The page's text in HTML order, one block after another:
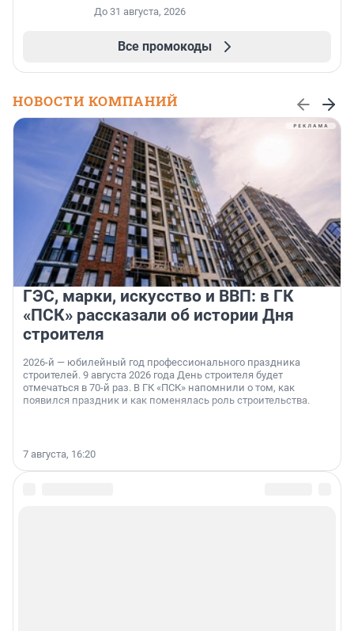
До 31 августа, 2026
Все промокоды
НОВОСТИ КОМПАНИЙ
ГЭС, марки, искусство и ВВП: в ГК
«ПСК» рассказали об истории Дня
строителя
2026-й — юбилейный год профессионального праздника
строителей. 9 августа 2026 года День строителя будет
отмечаться в 70-й раз. В ГК «ПСК» напомнили о том, как
появился праздник и как поменялась роль строительства.
7 августа, 16:20